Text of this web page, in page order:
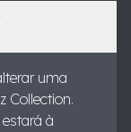
uma
Collection.
à